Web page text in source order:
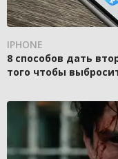
IPHONE
8 способов дать
того чтобы